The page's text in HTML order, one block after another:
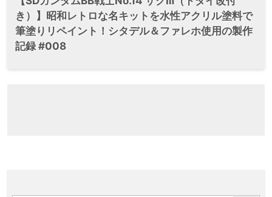
き）】昭和レトロな名キットを水性アクリル塗料で
筆塗りリペイント！シタデル＆ファレホ使用の製作
記録 #008